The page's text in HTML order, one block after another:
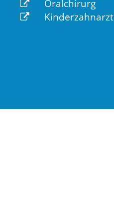
Oralchirurg
Kinderzahnarzt